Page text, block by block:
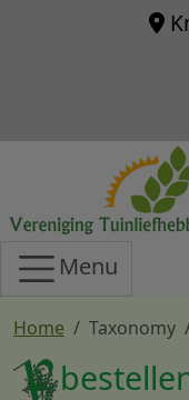
Overslaan en naar de
Menu
Home Taxonomy